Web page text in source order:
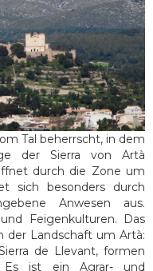
Tal beherrscht, in dem
der Sierra von Artà
durch die Zone um
sich besonders durch
Anwesen aus.
Feigenkulturen. Das
der Landschaft um Artà:
de Llevant, formen
ist ein Agrar- und